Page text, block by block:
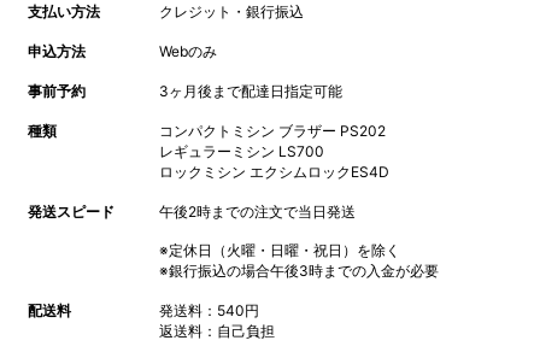
支払い方法 クレジット・銀行振込
申込方法 Webのみ
事前予約 3ヶ月後まで配達日指定可能
種類
コンパクトミシン ブラザー PS202
レギュラーミシン LS700
ロックミシン エクシムロックES4D
発送スピード 午後2時までの注文で当日発送
※定休日（火曜・日曜・祝日）を除く
※銀行振込の場合午後3時までの入金が必要
配送料
発送料：540円
返送料：自己負担